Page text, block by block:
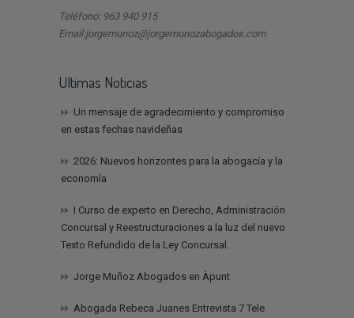
Teléfono: 963 940 915
Email:jorgemunoz@jorgemunozabogados.com
Ultimas Noticias
Un mensaje de agradecimiento y compromiso
en estas fechas navideñas
2026: Nuevos horizontes para la abogacía y la
economía
I Curso de experto en Derecho, Administración
Concursal y Reestructuraciones a la luz del nuevo
Texto Refundido de la Ley Concursal.
Jorge Muñoz Abogados en Àpunt
Abogada Rebeca Juanes Entrevista 7 Tele